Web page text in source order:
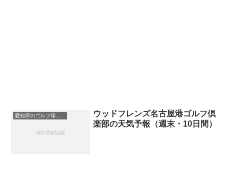
愛知県のゴルフ場一覧｜距離が長い・広いゴルフ場ランキング
ウッドフレンズ名古屋港ゴルフ倶
楽部の天気予報（週末・10日間）